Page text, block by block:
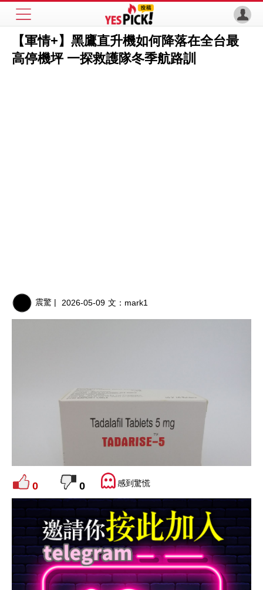
【軍情+】黑鷹直升機如何降落在全台最
高停機坪 一探救護隊冬季航路訓
震驚 | 2026-05-09 文： mark1
0 0 感到驚慌